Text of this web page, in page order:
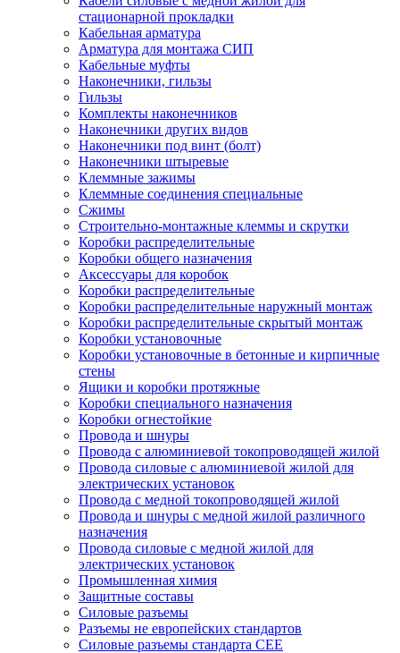
стационарной прокладки
Кабельная арматура
Арматура для монтажа СИП
Кабельные муфты
Наконечники, гильзы
Гильзы
Комплекты наконечников
Наконечники других видов
Наконечники под винт (болт)
Наконечники штыревые
Клеммные зажимы
Клеммные соединения специальные
Сжимы
Строительно-монтажные клеммы и скрутки
Коробки распределительные
Коробки общего назначения
Аксессуары для коробок
Коробки распределительные
Коробки распределительные наружный монтаж
Коробки распределительные скрытый монтаж
Коробки установочные
Коробки установочные в бетонные и кирпичные
стены
Ящики и коробки протяжные
Коробки специального назначения
Коробки огнестойкие
Провода и шнуры
Провода с алюминиевой токопроводящей жилой
Провода силовые с алюминиевой жилой для
электрических установок
Провода с медной токопроводящей жилой
Провода и шнуры с медной жилой различного
назначения
Провода силовые с медной жилой для
электрических установок
Промышленная химия
Защитные составы
Силовые разъемы
Разъемы не европейских стандартов
Силовые разъемы стандарта CEE